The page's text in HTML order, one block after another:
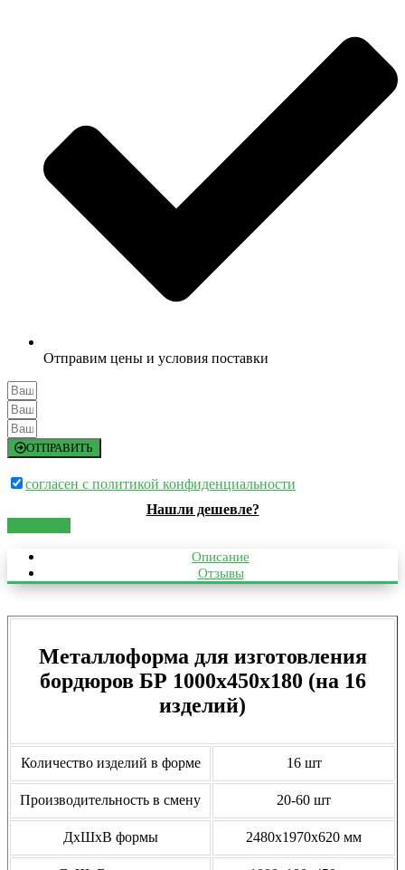
Отправим цены и условия поставки
ОТПРАВИТЬ
согласен с политикой конфиденциальности
Нашли дешевле?
Описание
Отзывы
Металлоформа для изготовления
бордюров БР 1000х450х180 (на 16
изделий)
Количество изделий в форме 16 шт
Производительность в смену 20-60 шт
ДхШхВ формы 2480х1970х620 мм